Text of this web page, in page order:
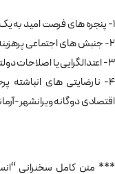
1- پنجره های فرصت امید به یک جهش در جرم بحرانی در جامعه
2- جنبش های اجتماعی پرهزینه و طولانی اصلاح طلبی های اجتماعی
3- اعتدالگرایی یا اصلاحات دولتی یکجانبه و بی دوام
4- نارضایتی های
اقتصادی دوگانه ویرانشهر-
*** متن کامل سخنرانی